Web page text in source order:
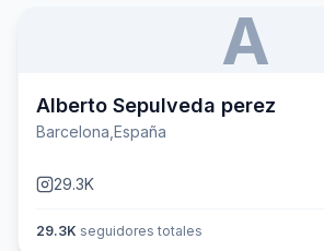
A
Alberto Sepulveda perez
Barcelona,España
29.3K
29.3K seguidores totales